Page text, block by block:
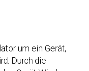
um ein Gerät,
Durch die